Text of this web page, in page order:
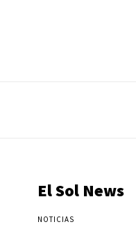
El Sol News
NOTICIAS